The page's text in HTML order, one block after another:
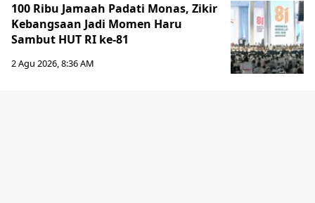
100 Ribu Jamaah Padati Monas, Zikir
Kebangsaan Jadi Momen Haru
Sambut HUT RI ke-81
2 Agu 2026, 8:36 AM